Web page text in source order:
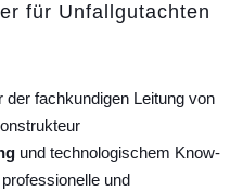
für Unfallgutachten
der fachkundigen Leitung von
und technologischem Know-
und